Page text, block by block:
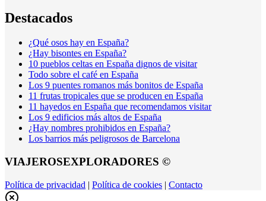
Destacados
¿Qué osos hay en España?
¿Hay bisontes en España?
10 pueblos celtas en España dignos de visitar
Todo sobre el café en España
Los 9 puentes romanos más bonitos de España
11 frutas tropicales que se producen en España
11 hayedos en España que recomendamos visitar
Los 9 edificios más altos de España
¿Hay nombres prohibidos en España?
Los barrios más peligrosos de Barcelona
VIAJEROSEXPLORADORES ©
Política de privacidad | Política de cookies | Contacto